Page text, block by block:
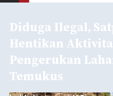
Submitted by contributor on
Baca